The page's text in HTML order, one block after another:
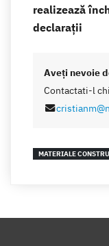
realizează
declarații
Aveţi nevoie
Contactati-l
MATERIALE